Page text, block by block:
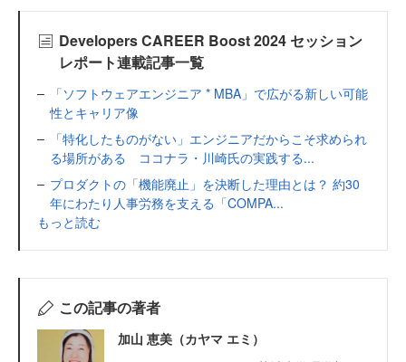
Developers CAREER Boost 2024 セッション
レポート連載記事一覧
「ソフトウェアエンジニア * MBA」で広がる新しい可能
性とキャリア像
「特化したものがない」エンジニアだからこそ求められ
る場所がある ココナラ・川崎氏の実践する...
プロダクトの「機能廃止」を決断した理由とは？ 約30
年にわたり人事労務を支える「COMPA...
もっと読む
この記事の著者
加山 恵美（カヤマ エミ）